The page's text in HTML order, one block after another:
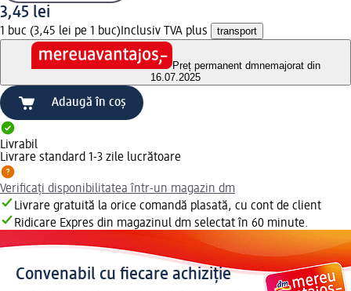
3,45 lei
1 buc (3,45 lei pe 1 buc) Inclusiv TVA plus transport
Preț permanent dmnemajorat din
16.07.2025
Adaugă în coș
Livrabil
Livrare standard 1-3 zile lucrătoare
Verificați disponibilitatea într-un magazin dm
Livrare gratuită la orice comandă plasată, cu cont de client
Ridicare Expres din magazinul dm selectat în 60 minute.
Convenabil cu fiecare achiziție